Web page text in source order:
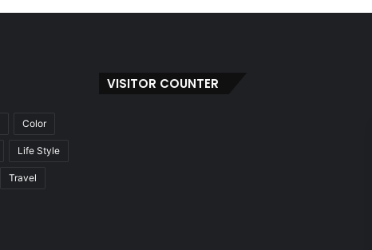
Color
Life Style
Travel
VISITOR COUNTER